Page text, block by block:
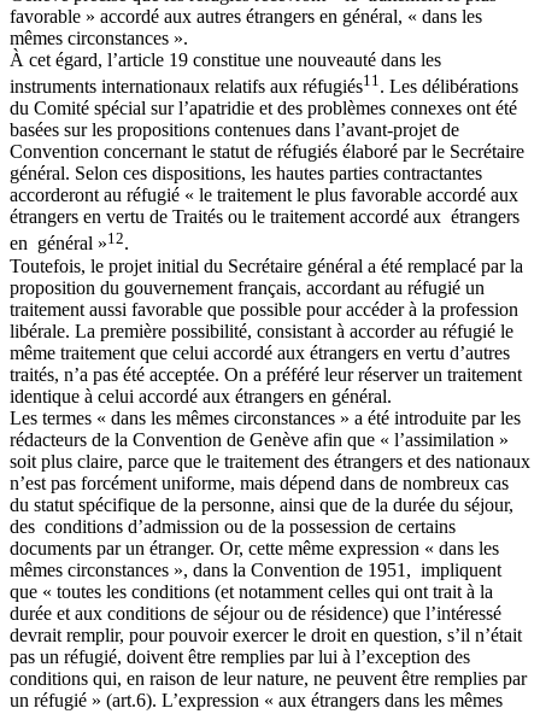
favorable » accordé aux autres étrangers en général, « dans les
mêmes circonstances ».
À cet égard, l’article 19 constitue une nouveauté dans les
instruments internationaux relatifs aux réfugiés11. Les délibérations
du Comité spécial sur l’apatridie et des problèmes connexes ont été
basées sur les propositions contenues dans l’avant-projet de
Convention concernant le statut de réfugiés élaboré par le Secrétaire
général. Selon ces dispositions, les hautes parties contractantes
accorderont au réfugié « le traitement le plus favorable accordé aux
étrangers en vertu de Traités ou le traitement accordé aux étrangers
en général »12.
Toutefois, le projet initial du Secrétaire général a été remplacé par la
proposition du gouvernement français, accordant au réfugié un
traitement aussi favorable que possible pour accéder à la profession
libérale. La première possibilité, consistant à accorder au réfugié le
même traitement que celui accordé aux étrangers en vertu d’autres
traités, n’a pas été acceptée. On a préféré leur réserver un traitement
identique à celui accordé aux étrangers en général.
Les termes « dans les mêmes circonstances » a été introduite par les
rédacteurs de la Convention de Genève afin que « l’assimilation »
soit plus claire, parce que le traitement des étrangers et des nationaux
n’est pas forcément uniforme, mais dépend dans de nombreux cas
du statut spécifique de la personne, ainsi que de la durée du séjour,
des conditions d’admission ou de la possession de certains
documents par un étranger. Or, cette même expression « dans les
mêmes circonstances », dans la Convention de 1951, impliquent
que « toutes les conditions (et notamment celles qui ont trait à la
durée et aux conditions de séjour ou de résidence) que l’intéressé
devrait remplir, pour pouvoir exercer le droit en question, s’il n’était
pas un réfugié, doivent être remplies par lui à l’exception des
conditions qui, en raison de leur nature, ne peuvent être remplies par
un réfugié » (art.6). L’expression « aux étrangers dans les mêmes